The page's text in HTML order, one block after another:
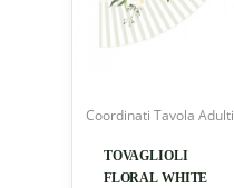
Coordinati Tavola Adulti
TOVAGLIOLI
FLORAL WHITE